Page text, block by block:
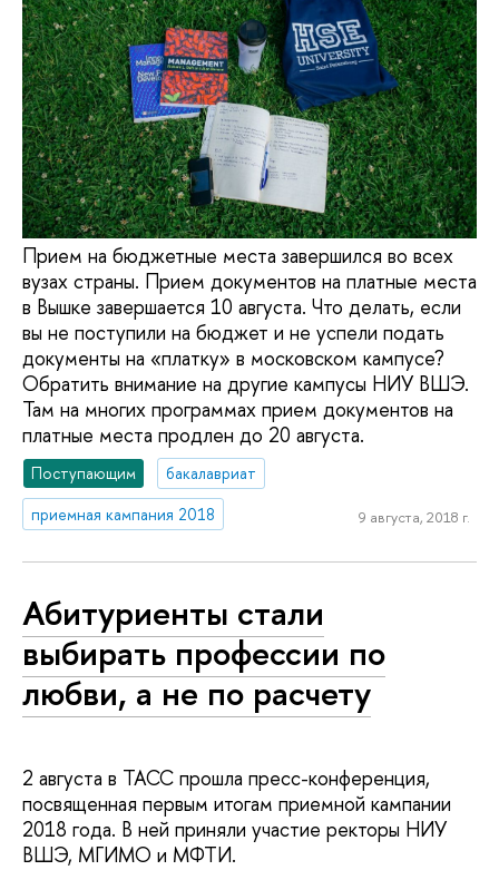
Прием на бюджетные места завершился во всех
вузах страны. Прием документов на платные места
в Вышке завершается 10 августа. Что делать, если
вы не поступили на бюджет и не успели подать
документы на «платку» в московском кампусе?
Обратить внимание на другие кампусы НИУ ВШЭ.
Там на многих программах прием документов на
платные места продлен до 20 августа.
Поступающим
бакалавриат
приемная кампания 2018
9 августа, 2018 г.
Абитуриенты стали
выбирать профессии по
любви, а не по расчету
2 августа в ТАСС прошла пресс-конференция,
посвященная первым итогам приемной кампании
2018 года. В ней приняли участие ректоры НИУ
ВШЭ, МГИМО и МФТИ.